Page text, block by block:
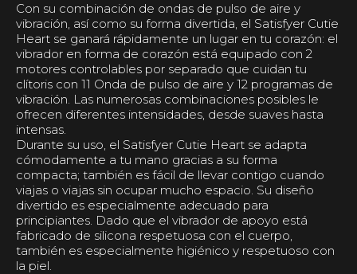
Con su combinación de ondas de pulso de aire y
vibración, así como su forma divertida, el Satisfyer Cutie
Heart se ganará rápidamente un lugar en tu corazón: el
vibrador en forma de corazón está equipado con 2
motores controlables por separado que cuidan tu
clítoris con 11 Onda de pulso de aire y 12 programas de
vibración. Las numerosas combinaciones posibles le
ofrecen diferentes intensidades, desde suaves hasta
intensas.
Durante su uso, el Satisfyer Cutie Heart se adapta
cómodamente a tu mano gracias a su forma
compacta; también es fácil de llevar contigo cuando
viajas o viajas sin ocupar mucho espacio. Su diseño
divertido es especialmente adecuado para
principiantes. Dado que el vibrador de apoyo está
fabricado de silicona respetuosa con el cuerpo,
también es especialmente higiénico y respetuoso con
la piel.